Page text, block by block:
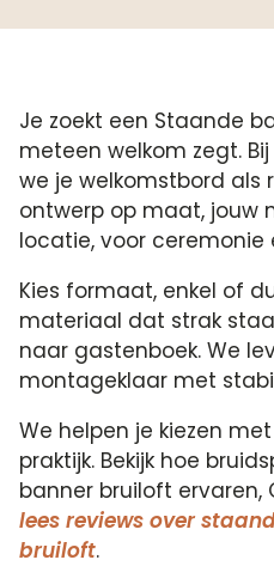
Je zoekt een Staande
meteen welkom zegt.
we je welkomstbord als
ontwerp op maat, jouw
locatie, voor ceremonie
Kies formaat, enkel of
materiaal dat strak
naar gastenboek. We
montageklaar met
We helpen je kiezen
praktijk. Bekijk hoe
banner bruiloft ervaren,
lees reviews over
bruiloft.